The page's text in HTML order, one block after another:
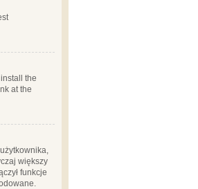
the
at the
większy
funkcje